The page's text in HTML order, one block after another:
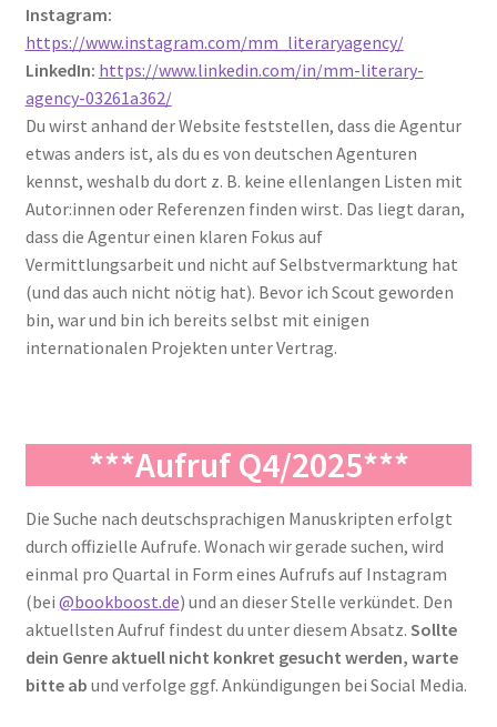
Instagram:
https://www.instagram.com/mm_literaryagency/
LinkedIn: https://www.linkedin.com/in/mm-literary-
agency-03261a362/
Du wirst anhand der Website feststellen, dass die Agentur
etwas anders ist, als du es von deutschen Agenturen
kennst, weshalb du dort z. B. keine ellenlangen Listen mit
Autor:innen oder Referenzen finden wirst. Das liegt daran,
dass die Agentur einen klaren Fokus auf
Vermittlungsarbeit und nicht auf Selbstvermarktung hat
(und das auch nicht nötig hat). Bevor ich Scout geworden
bin, war und bin ich bereits selbst mit einigen
internationalen Projekten unter Vertrag.
***Aufruf Q4/2025***
Die Suche nach deutschsprachigen Manuskripten erfolgt
durch offizielle Aufrufe. Wonach wir gerade suchen, wird
einmal pro Quartal in Form eines Aufrufs auf Instagram
(bei @bookboost.de) und an dieser Stelle verkündet. Den
aktuellsten Aufruf findest du unter diesem Absatz. Sollte
dein Genre aktuell nicht konkret gesucht werden, warte
bitteab und verfolge ggf. Ankündigungen bei Social Media.